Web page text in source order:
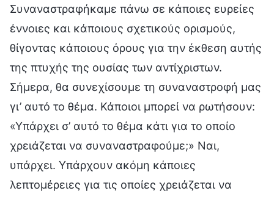
Συναναστραφήκαμε πάνω σε κάποιες ευρείες
έννοιες και κάποιους σχετικούς ορισμούς,
θίγοντας κάποιους όρους για την έκθεση αυτής
της πτυχής της ουσίας των αντίχριστων.
Σήμερα, θα συνεχίσουμε τη συναναστροφή μας
γι’ αυτό το θέμα. Κάποιοι μπορεί να ρωτήσουν:
«Υπάρχει σ’ αυτό το θέμα κάτι για το οποίο
χρειάζεται να συναναστραφούμε;» Ναι,
υπάρχει. Υπάρχουν ακόμη κάποιες
λεπτομέρειες για τις οποίες χρειάζεται να